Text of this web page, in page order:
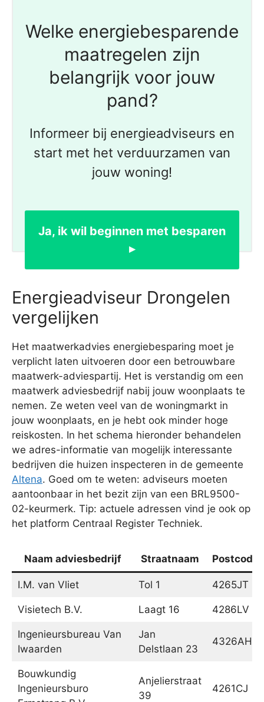
Welke energiebesparende
maatregelen zijn
belangrijk voor jouw
pand?
Informeer bij energieadviseurs en
start met het verduurzamen van
jouw woning!
Ja, ik wil beginnen met besparen
▸
Energieadviseur Drongelen
vergelijken
Het maatwerkadvies energiebesparing moet je
verplicht laten uitvoeren door een betrouwbare
maatwerk-adviespartij. Het is verstandig om een
maatwerk adviesbedrijf nabij jouw woonplaats te
nemen. Ze weten veel van de woningmarkt in
jouw woonplaats, en je hebt ook minder hoge
reiskosten. In het schema hieronder behandelen
we adres-informatie van mogelijk interessante
bedrijven die huizen inspecteren in de gemeente
Altena. Goed om te weten: adviseurs moeten
aantoonbaar in het bezit zijn van een BRL9500-
02-keurmerk. Tip: actuele adressen vind je ook op
het platform Centraal Register Techniek.
Naam adviesbedrijf Straatnaam Postcode
I.M. van Vliet Tol 1 4265JT
Visietech B.V. Laagt 16 4286LV
Ingenieursbureau Van
Iwaarden
Jan
Delstlaan 23
4326AH
Bouwkundig
Ingenieursburo
Anjelierstraat
39
4261CJ